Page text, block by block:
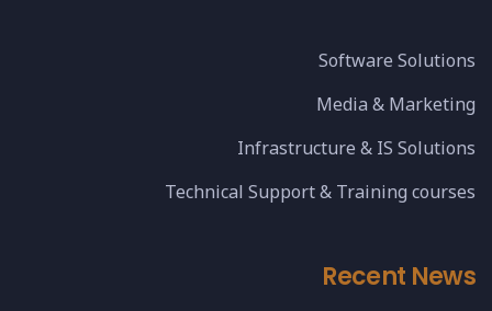
Software Solutions
Media & Marketing
Infrastructure & IS Solutions
Technical Support & Training courses
Recent News